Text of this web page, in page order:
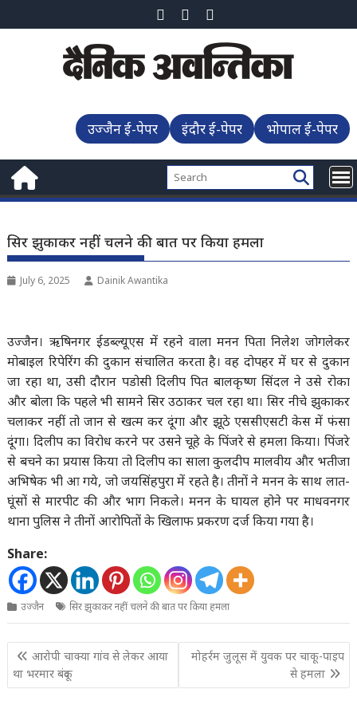
to
उज्जैन ई-पेपर इंदौर ई-पेपर भोपाल ई-पेपर
सिर झुकाकर नहीं चलने की बात पर किया हमला
July 6, 2025 Dainik Awantika
उज्जैन। ऋषिनगर ईडब्ल्यूएस में रहने वाला मनन पिता निलेश जोगलेकर
मोबाइल रिपेरिंग की दुकान संचालित करता है। वह दोपहर में घर से दुकान
जा रहा था, उसी दौरान पडोसी दिलीप पित बालकृष्ण सिंदल ने उसे रोका
और बोला कि पहले भी सामने सिर उठाकर चल रहा था। सिर नीचे झुकाकर
चलाकर नहीं तो जान से खत्म कर दूंगा और झूठे एससीएसटी केस में फंसा
दूंगा। दिलीप का विरोध करने पर उसने चूहे के पिंजरे से हमला किया। पिंजरे
से बचने का प्रयास किया तो दिलीप का साला कुलदीप मालवीय और भतीजा
अभिषेक भी आ गये, जो जयसिंहपुरा में रहते है। तीनों ने मनन के साथ लात-
घूंसों से मारपीट की और भाग निकले। मनन के घायल होने पर माधवनगर
थाना पुलिस ने तीनों आरोपितों के खिलाफ प्रकरण दर्ज किया गया है।
Share:
उज्जैन सिर झुकाकर नहीं चलने की बात पर किया हमला
Post
navigation
आरोपी चाक्या गांव से लेकर आया
था भरमार बंदूक
मोहर्रम जुलूस में युवक पर चाकू-पाइप
से हमला